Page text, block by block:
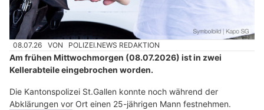
08.07.26 VON POLIZEI.NEWS REDAKTION
Am frühen Mittwochmorgen (08.07.2026) ist in zwei
Kellerabteile eingebrochen worden.
Die Kantonspolizei St.Gallen konnte noch während der
Abklärungen vor Ort einen 25-jährigen Mann festnehmen.